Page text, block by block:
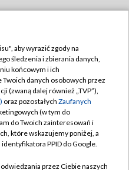
TVP
aby wyrazić zgody na
śledzenia i zbierania danych,
końcowym i ich
danych osobowych przez
(zwaną dalej również „TVP”),
oraz pozostałych Zaufanych
(w tym do
do Twoich zainteresowań i
które wskazujemy poniżej, a
PPID do Google.
przez Ciebie naszych